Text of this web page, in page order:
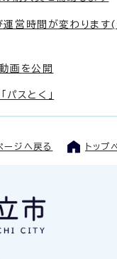
運営時間が変わりま
画を公開
スとく」
ージへ戻る トップ